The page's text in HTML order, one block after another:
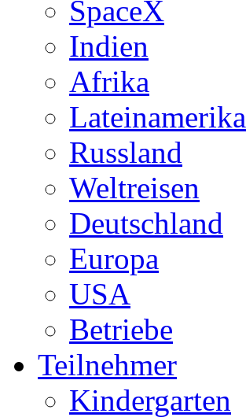
SpaceX
Indien
Afrika
Lateinamerika
Russland
Weltreisen
Deutschland
Europa
USA
Betriebe
Teilnehmer
Kindergarten